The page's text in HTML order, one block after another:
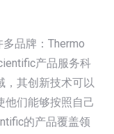
品牌：Thermo
产品服务科
，其创新技术可以
他们能够按照自己
的产品覆盖领